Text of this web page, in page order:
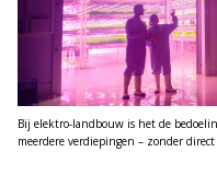
Bij elektro-landbouw is het de
meerdere verdiepingen – zonder